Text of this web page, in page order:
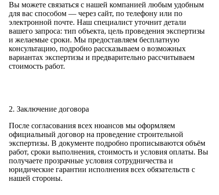
Вы можете связаться с нашей компанией любым удобным
для вас способом — через сайт, по телефону или по
электронной почте. Наш специалист уточнит детали
вашего запроса: тип объекта, цель проведения экспертизы
и желаемые сроки. Мы предоставляем бесплатную
консультацию, подробно рассказываем о возможных
вариантах экспертизы и предварительно рассчитываем
стоимость работ.
2. Заключение договора
После согласования всех нюансов мы оформляем
официальный договор на проведение строительной
экспертизы. В документе подробно прописываются объём
работ, сроки выполнения, стоимость и условия оплаты. Вы
получаете прозрачные условия сотрудничества и
юридические гарантии исполнения всех обязательств с
нашей стороны.